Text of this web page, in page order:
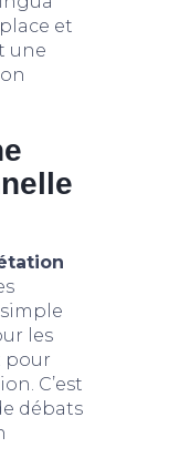
et
une
les
pour
C’est
débats